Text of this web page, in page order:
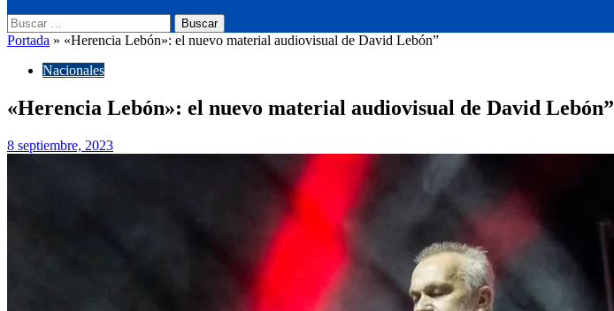
Buscar:
Portada » «Herencia Lebón»: el nuevo material audiovisual de David Lebón”
Nacionales
«Herencia Lebón»: el nuevo material audiovisual de David Lebón”
8 septiembre, 2023